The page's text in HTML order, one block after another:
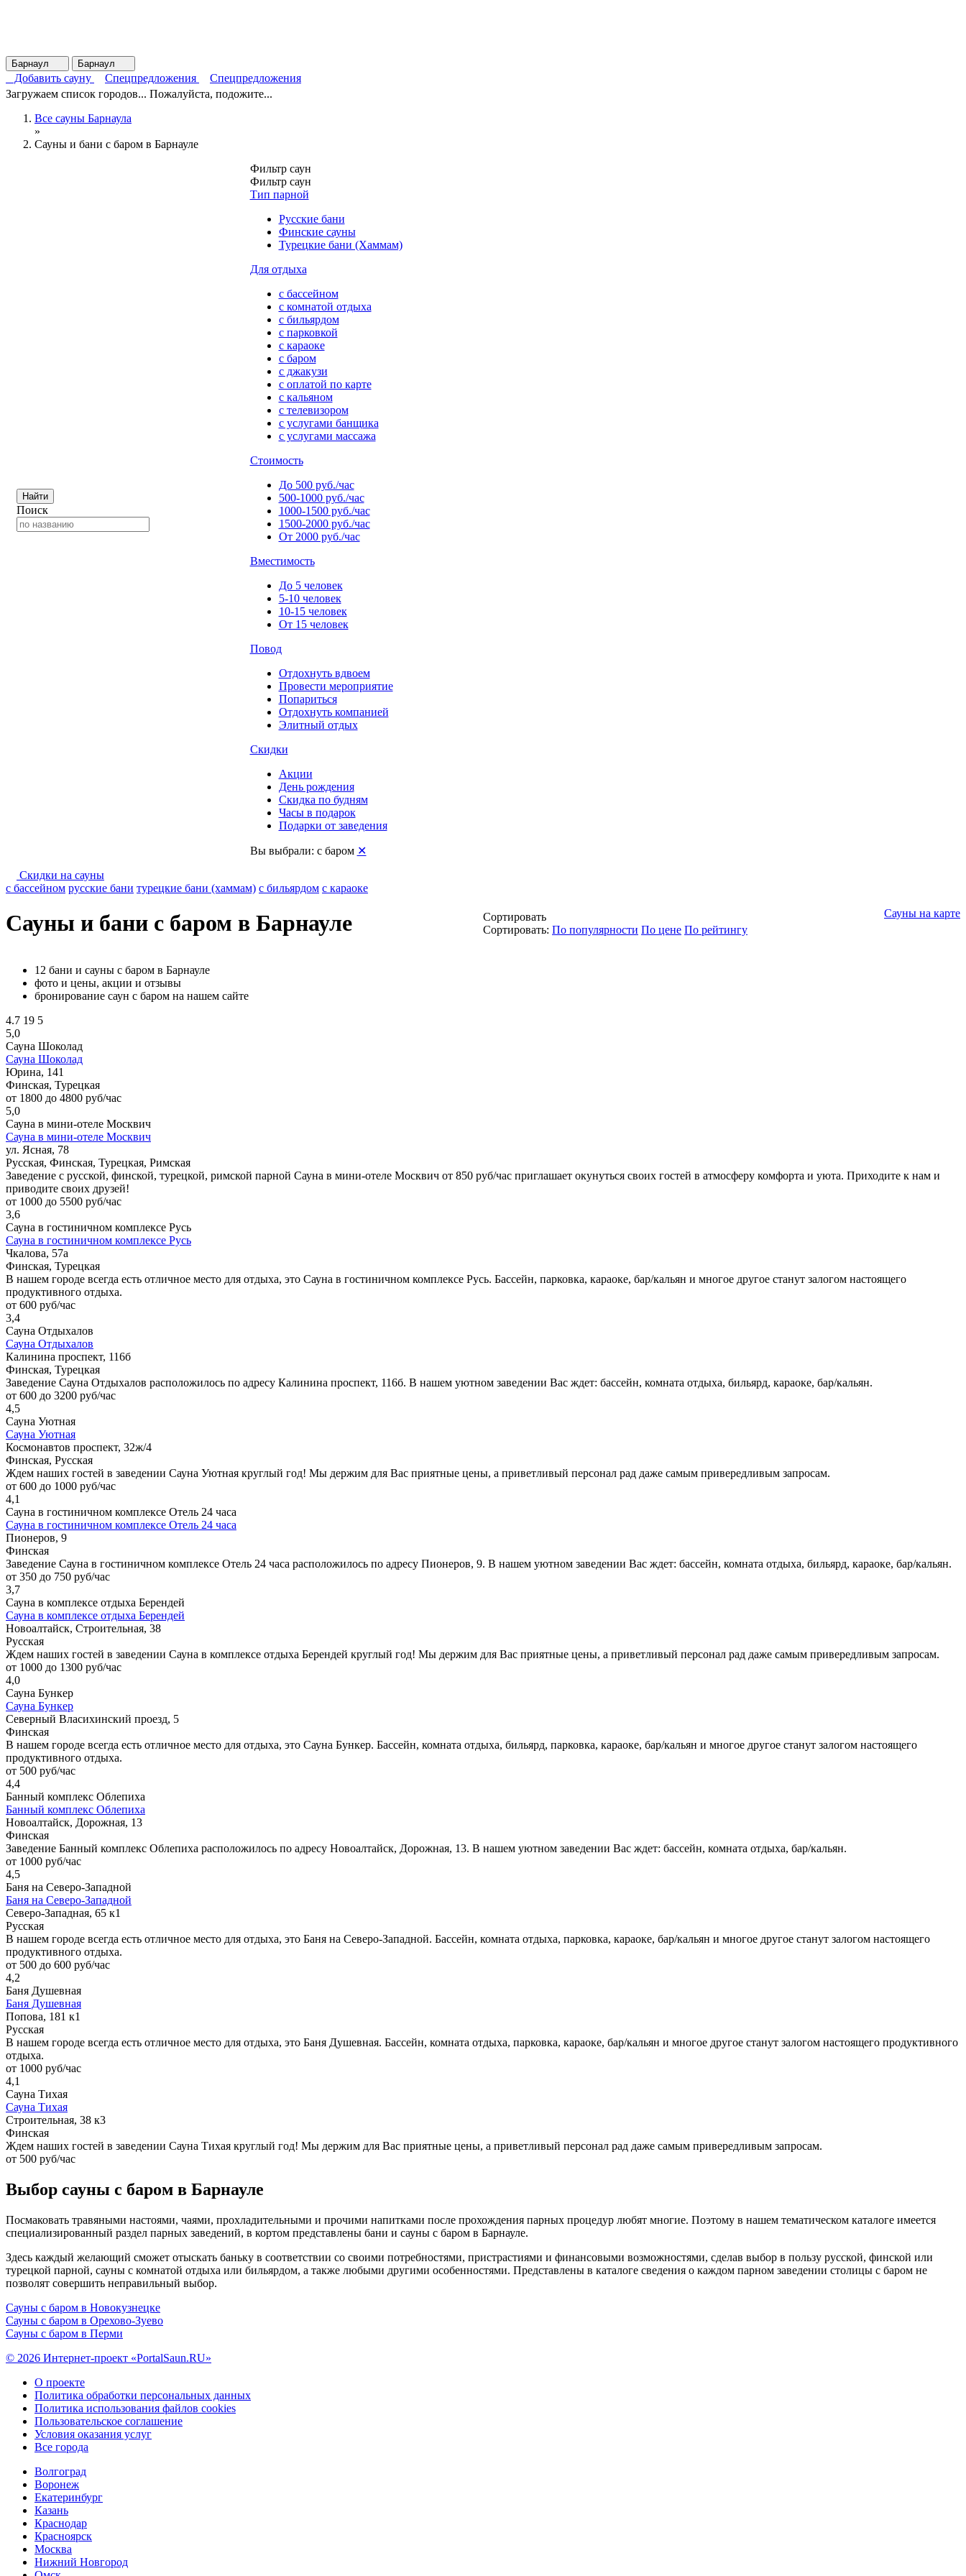
Барнаул Барнаул
Добавить сауну Спецпредложения
Спецпредложения
Загружаем список городов... Пожалуйста, подожите...
Все сауны Барнаула
»
Сауны и бани с баром в Барнауле
Найти
Поиск
Фильтр саун
Фильтр саун
Тип парной
Русские бани
Финские сауны
Турецкие бани (Хаммам)
Для отдыха
с бассейном
с комнатой отдыха
с бильярдом
с парковкой
с караоке
с баром
с джакузи
с оплатой по карте
с кальяном
с телевизором
с услугами банщика
с услугами массажа
Стоимость
До 500 руб./час
500-1000 руб./час
1000-1500 руб./час
1500-2000 руб./час
От 2000 руб./час
Вместимость
До 5 человек
5-10 человек
10-15 человек
От 15 человек
Повод
Отдохнуть вдвоем
Провести мероприятие
Попариться
Отдохнуть компанией
Элитный отдых
Скидки
Акции
День рождения
Скидка по будням
Часы в подарок
Подарки от заведения
Вы выбрали: с баром ✕
Скидки на сауны
с бассейном русские бани турецкие бани (хаммам) с бильярдом с караоке
Сауны и бани с баром в Барнауле Сауны на карте
Сортировать
Сортировать: По популярности По цене По рейтингу
12 бани и сауны с баром в Барнауле
фото и цены, акции и отзывы
бронирование саун с баром на нашем сайте
4.7 19 5
5,0
Сауна Шоколад
Сауна Шоколад
Юрина, 141
Финская, Турецкая
от 1800 до 4800 руб/час
5,0
Сауна в мини-отеле Москвич
Сауна в мини-отеле Москвич
ул. Ясная, 78
Русская, Финская, Турецкая, Римская
Заведение с русской, финской, турецкой, римской парной Сауна в мини-отеле Москвич от 850 руб/час приглашает окунуться своих гостей в атмосферу комфорта и уюта. Приходите к нам и
приводите своих друзей!
от 1000 до 5500 руб/час
3,6
Сауна в гостиничном комплексе Русь
Сауна в гостиничном комплексе Русь
Чкалова, 57а
Финская, Турецкая
В нашем городе всегда есть отличное место для отдыха, это Сауна в гостиничном комплексе Русь. Бассейн, парковка, караоке, бар/кальян и многое другое станут залогом настоящего
продуктивного отдыха.
от 600 руб/час
3,4
Сауна Отдыхалов
Сауна Отдыхалов
Калинина проспект, 116б
Финская, Турецкая
Заведение Сауна Отдыхалов расположилось по адресу Калинина проспект, 116б. В нашем уютном заведении Вас ждет: бассейн, комната отдыха, бильярд, караоке, бар/кальян.
от 600 до 3200 руб/час
4,5
Сауна Уютная
Сауна Уютная
Космонавтов проспект, 32ж/4
Финская, Русская
Ждем наших гостей в заведении Сауна Уютная круглый год! Мы держим для Вас приятные цены, а приветливый персонал рад даже самым привередливым запросам.
от 600 до 1000 руб/час
4,1
Сауна в гостиничном комплексе Отель 24 часа
Сауна в гостиничном комплексе Отель 24 часа
Пионеров, 9
Финская
Заведение Сауна в гостиничном комплексе Отель 24 часа расположилось по адресу Пионеров, 9. В нашем уютном заведении Вас ждет: бассейн, комната отдыха, бильярд, караоке, бар/кальян.
от 350 до 750 руб/час
3,7
Сауна в комплексе отдыха Берендей
Сауна в комплексе отдыха Берендей
Новоалтайск, Строительная, 38
Русская
Ждем наших гостей в заведении Сауна в комплексе отдыха Берендей круглый год! Мы держим для Вас приятные цены, а приветливый персонал рад даже самым привередливым запросам.
от 1000 до 1300 руб/час
4,0
Сауна Бункер
Сауна Бункер
Северный Власихинский проезд, 5
Финская
В нашем городе всегда есть отличное место для отдыха, это Сауна Бункер. Бассейн, комната отдыха, бильярд, парковка, караоке, бар/кальян и многое другое станут залогом настоящего
продуктивного отдыха.
от 500 руб/час
4,4
Банный комплекс Облепиха
Банный комплекс Облепиха
Новоалтайск, Дорожная, 13
Финская
Заведение Банный комплекс Облепиха расположилось по адресу Новоалтайск, Дорожная, 13. В нашем уютном заведении Вас ждет: бассейн, комната отдыха, бар/кальян.
от 1000 руб/час
4,5
Баня на Северо-Западной
Баня на Северо-Западной
Северо-Западная, 65 к1
Русская
В нашем городе всегда есть отличное место для отдыха, это Баня на Северо-Западной. Бассейн, комната отдыха, парковка, караоке, бар/кальян и многое другое станут залогом настоящего
продуктивного отдыха.
от 500 до 600 руб/час
4,2
Баня Душевная
Баня Душевная
Попова, 181 к1
Русская
В нашем городе всегда есть отличное место для отдыха, это Баня Душевная. Бассейн, комната отдыха, парковка, караоке, бар/кальян и многое другое станут залогом настоящего продуктивного
отдыха.
от 1000 руб/час
4,1
Сауна Тихая
Сауна Тихая
Строительная, 38 к3
Финская
Ждем наших гостей в заведении Сауна Тихая круглый год! Мы держим для Вас приятные цены, а приветливый персонал рад даже самым привередливым запросам.
от 500 руб/час
Выбор сауны с баром в Барнауле
Посмаковать травяными настоями, чаями, прохладительными и прочими напитками после прохождения парных процедур любят многие. Поэтому в нашем тематическом каталоге имеется
специализированный раздел парных заведений, в кортом представлены бани и сауны с баром в Барнауле.
Здесь каждый желающий сможет отыскать баньку в соответствии со своими потребностями, пристрастиями и финансовыми возможностями, сделав выбор в пользу русской, финской или
турецкой парной, сауны с комнатой отдыха или бильярдом, а также любыми другими особенностями. Представлены в каталоге сведения о каждом парном заведении столицы с баром не
позволят совершить неправильный выбор.
Сауны с баром в Новокузнецке
Сауны с баром в Орехово-Зуево
Сауны с баром в Перми
© 2026 Интернет-проект «PortalSaun.RU»
О проекте
Политика обработки персональных данных
Политика использования файлов cookies
Пользовательское соглашение
Условия оказания услуг
Все города
Волгоград
Воронеж
Екатеринбург
Казань
Краснодар
Красноярск
Москва
Нижний Новгород